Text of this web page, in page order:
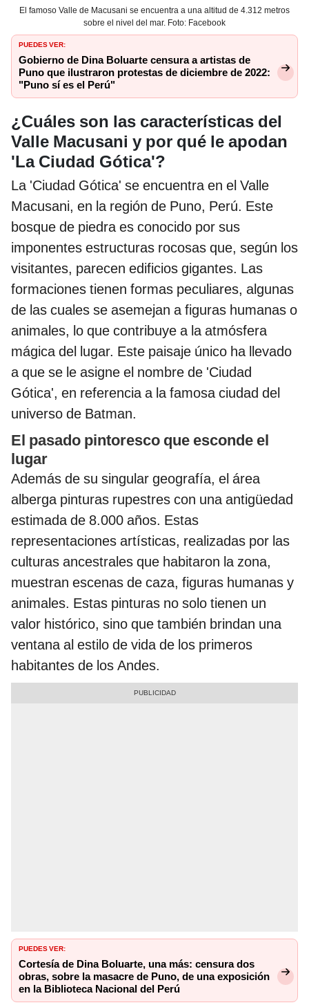
El famoso Valle de Macusani se encuentra a una altitud de 4.312 metros
sobre el nivel del mar. Foto: Facebook
PUEDES VER:
Gobierno de Dina Boluarte censura a artistas de
Puno que ilustraron protestas de diciembre de 2022:
"Puno sí es el Perú"
¿Cuáles son las características del
Valle Macusani y por qué le apodan
'La Ciudad Gótica'?
La 'Ciudad Gótica' se encuentra en el Valle
Macusani, en la región de Puno, Perú. Este
bosque de piedra es conocido por sus
imponentes estructuras rocosas que, según los
visitantes, parecen edificios gigantes. Las
formaciones tienen formas peculiares, algunas
de las cuales se asemejan a figuras humanas o
animales, lo que contribuye a la atmósfera
mágica del lugar. Este paisaje único ha llevado
a que se le asigne el nombre de 'Ciudad
Gótica', en referencia a la famosa ciudad del
universo de Batman.
El pasado pintoresco que esconde el
lugar
Además de su singular geografía, el área
alberga pinturas rupestres con una antigüedad
estimada de 8.000 años. Estas
representaciones artísticas, realizadas por las
culturas ancestrales que habitaron la zona,
muestran escenas de caza, figuras humanas y
animales. Estas pinturas no solo tienen un
valor histórico, sino que también brindan una
ventana al estilo de vida de los primeros
habitantes de los Andes.
PUEDES VER:
Cortesía de Dina Boluarte, una más: censura dos
obras, sobre la masacre de Puno, de una exposición
en la Biblioteca Nacional del Perú